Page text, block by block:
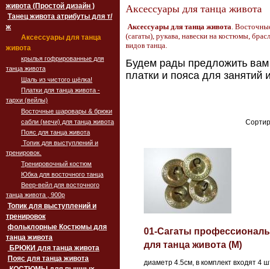
живота (Простой дизайн )
Танец живота атрибуты для т/
ж
Аксессуары для танца
живота
крылья гофрированные для
танца живота
Шаль из чистого шёлка!
Платки для танца живота -
тархи (вейлы)
Восточные шаровары & брюки
сабли (мечи) для танца живота
Пояс для танца живота
Топик для выступлений и
тренировок.
Тренировочный костюм
Юбка для восточного танца
Веер-вейл для восточного
танца живота , 900p
Топик для выступлений и
тренировок
фольклорные Костюмы для
танца живота
БРЮКИ для танца живота
Пояс для танца живота
Аксессуары для танца живота
Аксессуары для танца живота.
(сагаты), рукава, навески на костюмы,
видов танца.
Будем рады предложить
платки и пояса для занятий
01-Сагаты
для танца живота (M)
диаметр 4.5см, в комплект входят 4